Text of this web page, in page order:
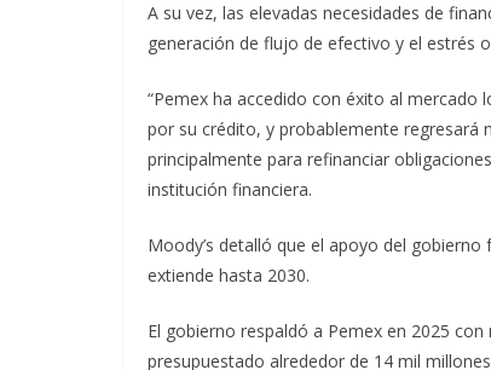
A su vez, las elevadas necesidades de
generación de flujo de efectivo y el estrés
“Pemex ha accedido con éxito al
por su crédito, y probablemente regresará
principalmente para refinanciar
institución financiera.
Moody’s detalló que el apoyo del
extiende hasta 2030.
El gobierno respaldó a Pemex en 2025
presupuestado alrededor de 14 mil